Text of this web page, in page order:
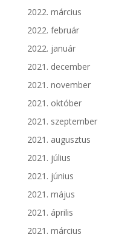
2022. március
2022. február
2022. január
2021. december
2021. november
2021. október
2021. szeptember
2021. augusztus
2021. július
2021. június
2021. május
2021. április
2021. március